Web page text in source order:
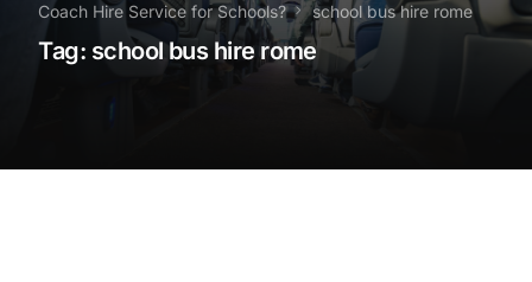
Coach Hire Service for Schools?
school bus hire rome
Tag: school bus hire rome
Autobus servizi
Vacanze Viaggi Frosinone